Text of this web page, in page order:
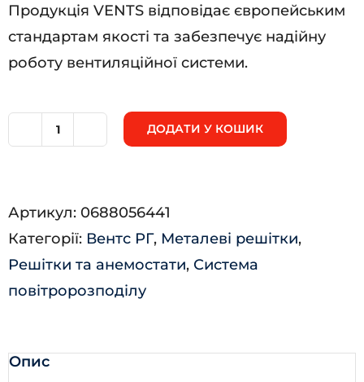
Продукція VENTS відповідає європейським
стандартам якості та забезпечує надійну
роботу вентиляційної системи.
ДОДАТИ У КОШИК
Артикул: 0688056441
Категорії: Вентс РГ, Металеві решітки,
Решітки та анемостати, Система
повітророзподілу
Опис